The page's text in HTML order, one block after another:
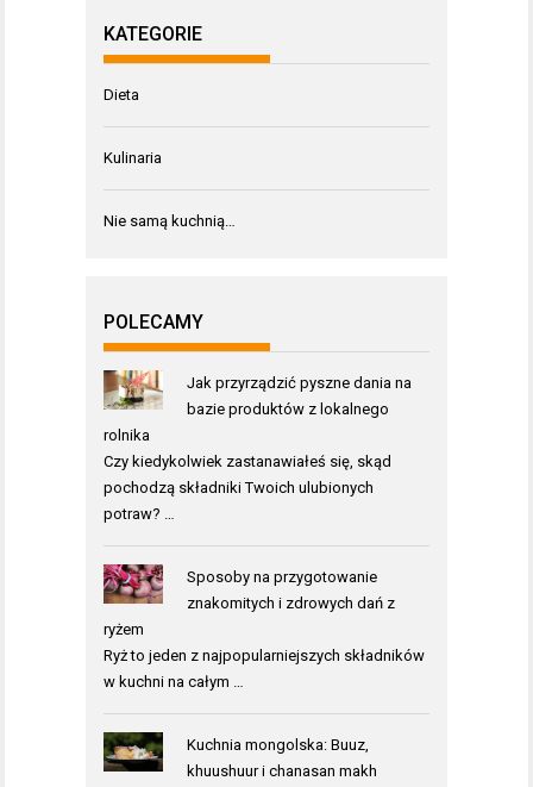
KATEGORIE
Dieta
Kulinaria
Nie samą kuchnią…
POLECAMY
Jak przyrządzić pyszne dania na
bazie produktów z lokalnego
rolnika
Czy kiedykolwiek zastanawiałeś się, skąd
pochodzą składniki Twoich ulubionych
potraw? …
Sposoby na przygotowanie
znakomitych i zdrowych dań z
ryżem
Ryż to jeden z najpopularniejszych składników
w kuchni na całym …
Kuchnia mongolska: Buuz,
khuushuur i chanasan makh